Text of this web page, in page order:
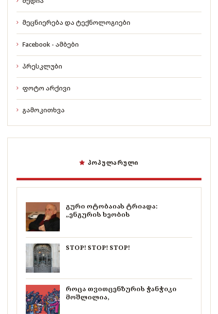
მეცნიერება და ტექნოლოგიები
Facebook - ამბები
პრესკლუბი
ფოტო არქივი
გამოკითხვა
ᲞᲝᲞᲣᲚᲐᲠᲣᲚᲘ
გური ოტობაიას ტრიადა:
„ენგურის ხეობის
STOP! STOP! STOP!
როცა თვითცენზურის ჭანჭიკი
მოშლილია,